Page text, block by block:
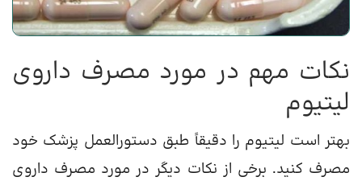
نکات مهم در مورد مصرف داروی
لیتیوم
بهتر است لیتیوم را دقیقاً طبق دستورالعمل پزشک خود
مصرف کنید. برخی از نکات دیگر در مورد مصرف داروی